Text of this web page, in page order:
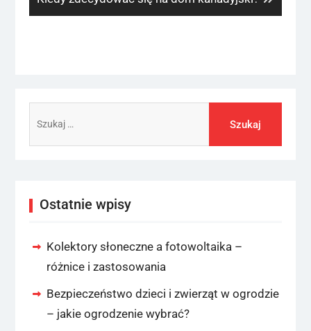
post:
Ostatnie wpisy
Kolektory słoneczne a fotowoltaika –
różnice i zastosowania
Bezpieczeństwo dzieci i zwierząt w ogrodzie
– jakie ogrodzenie wybrać?